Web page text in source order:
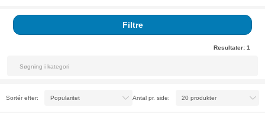
Filtre
Resultater: 1
Sortér efter: Antal pr. side: